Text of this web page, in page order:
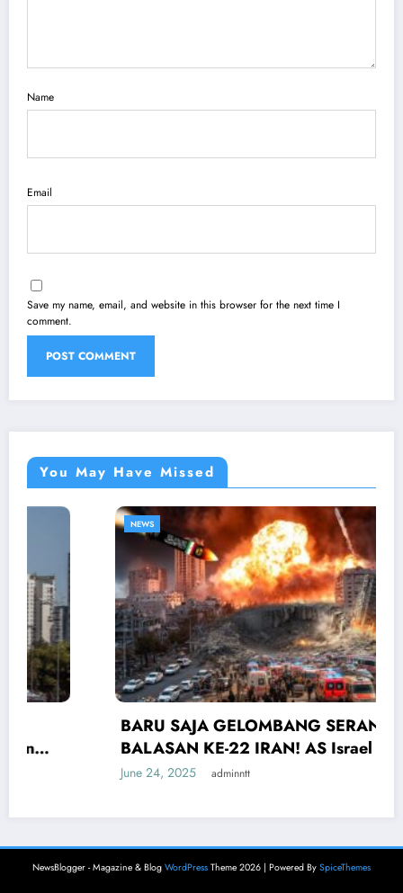
Name
Email
Save my name, email, and website in this browser for the next time I
comment.
You May Have Missed
BARU SAJA GELOMBANG SERANGAN
BALASAN KE-22 IRAN! AS Israel Panik Tel
Aviv Diambang Kehancuran
adminntt
NewsBlogger - Magazine & Blog WordPress Theme 2026 | Powered By SpiceThemes